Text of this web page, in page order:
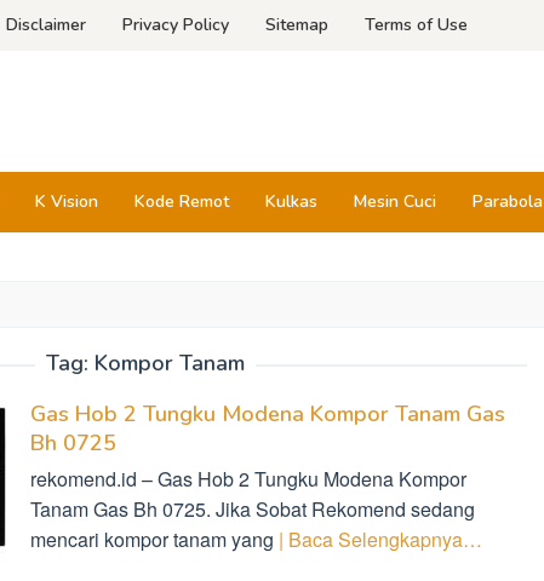
Disclaimer Privacy Policy Sitemap Terms of Use
K Vision Kode Remot Kulkas Mesin Cuci Parabola
Tag: Kompor Tanam
Gas Hob 2 Tungku Modena Kompor Tanam Gas
Bh 0725
rekomend.id – Gas Hob 2 Tungku Modena Kompor
Tanam Gas Bh 0725. Jika Sobat Rekomend sedang
mencari kompor tanam yang | Baca Selengkapnya…